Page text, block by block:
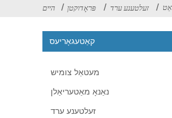
היים פּראָדוקטן זעלטענע ערד
קאַטעגאָריעס
מעטאַל צומיש
נאַנאָ מאַטעריאַלן
זעלטענע ערד